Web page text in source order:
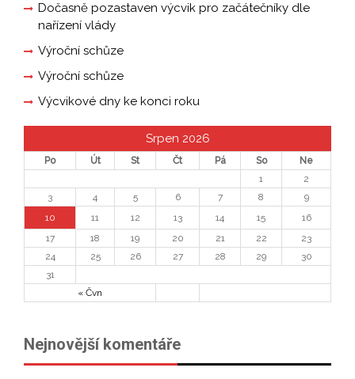
Dočasně pozastaven výcvik pro začátečníky dle
nařízení vlády
Výroční schůze
Výroční schůze
Výcvikové dny ke konci roku
Srpen 2026
Po Út St Čt Pá So Ne
« Čvn
1
2
3
4 5 6 7 8
9
10
11 12 13 14 15
16
17
18 19 20 21 22
23
24
25 26 27 28 29
30
31
Nejnovější komentáře